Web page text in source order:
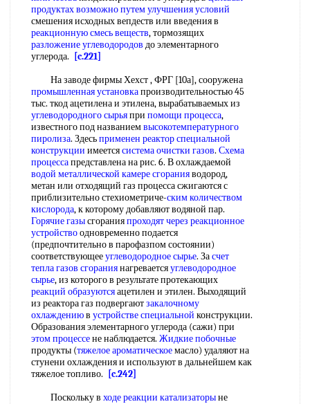
продуктахвозможно путемулучшения условий
смешения исходных вепдеств или введения в
реакционную смесь веществ, тормозящих
разложение углеводородов до элементарного
углерода.
[c.221]
На заводе фирмы Хехст , ФРГ [10а], сооружена
промышленная установкапроизводительностью 45
тыс. ткод ацетилена и этилена, вырабатываемых из
углеводородного сырьяпри помощи процесса,
известного под названиемвысокотемпературного
пиролиза. Здесьприменен реакторспециальной
конструкции имеетсясистема очистки газов. Схема
процессапредставлена на рис. 6. В охлаждаемой
водой металлической камере сгоранияводород,
метан или отходящий газ процесса сжигаются с
приблизительно стехиометриче-скимколичеством
кислорода, к которому добавляют водяной пар.
Горячие газысгоранияпроходят через реакционное
устройствоодновременно подается
(предпочтительно в парофазпом состоянии)
соответствующееуглеводородное сырье. Засчет
теплагазов сгораниянагреваетсяуглеводородное
сырье, из которого в результате протекающих
реакций образуютсяацетилен и этилен. Выходящий
из реактора газ подвергаютзакалочному
охлаждениюв устройстве специальной конструкции.
Образования элементарного углерода (сажи) при
этом процессене наблюдается. Жидкие побочные
продукты (тяжелое ароматическоемасло) удаляют на
стунени охлаждения и используют в дальнейшем как
тяжелое топливо.
[c.242]
Поскольку в ходе реакции катализаторыне